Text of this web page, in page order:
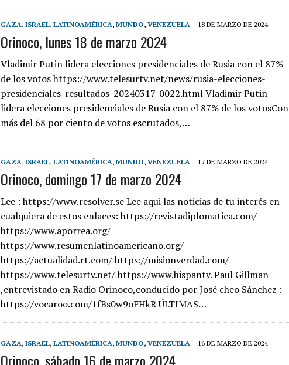
GAZA, ISRAEL, LATINOAMÉRICA, MUNDO, VENEZUELA 18 DE MARZO DE 2024
Orinoco, lunes 18 de marzo 2024
Vladimir Putin lidera elecciones presidenciales de Rusia con el 87%
de los votos https://www.telesurtv.net/news/rusia-elecciones-
presidenciales-resultados-20240317-0022.html Vladimir Putin
lidera elecciones presidenciales de Rusia con el 87% de los votosCon
más del 68 por ciento de votos escrutados,…
GAZA, ISRAEL, LATINOAMÉRICA, MUNDO, VENEZUELA 17 DE MARZO DE 2024
Orinoco, domingo 17 de marzo 2024
Lee : https://www.resolver.se Lee aqui las noticias de tu interés en
cualquiera de estos enlaces: https://revistadiplomatica.com/
https://www.aporrea.org/
https://www.resumenlatinoamericano.org/
https://actualidad.rt.com/ https://misionverdad.com/
https://www.telesurtv.net/ https://www.hispantv. Paul Gillman
,entrevistado en Radio Orinoco,conducido por José cheo Sánchez :
https://vocaroo.com/1fBs0w9oFHkR ÚLTIMAS…
GAZA, ISRAEL, LATINOAMÉRICA, MUNDO, VENEZUELA 16 DE MARZO DE 2024
Orinoco, sábado 16 de marzo 2024